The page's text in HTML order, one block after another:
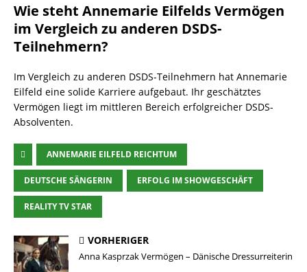
Wie steht Annemarie Eilfelds Vermögen
im Vergleich zu anderen DSDS-
Teilnehmern?
Im Vergleich zu anderen DSDS-Teilnehmern hat Annemarie
Eilfeld eine solide Karriere aufgebaut. Ihr geschätztes
Vermögen liegt im mittleren Bereich erfolgreicher DSDS-
Absolventen.
ANNEMARIE EILFELD REICHTUM
DEUTSCHE SÄNGERIN ERFOLG IM SHOWGESCHÄFT
REALITY TV STAR
VORHERIGER
Anna Kasprzak Vermögen – Dänische Dressurreiterin